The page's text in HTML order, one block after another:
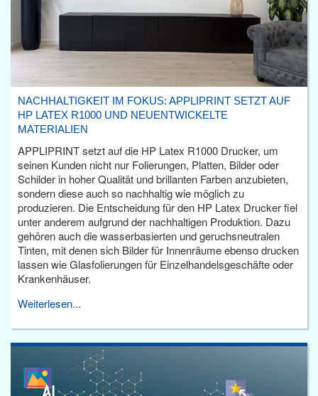
NACHHALTIGKEIT IM FOKUS: APPLIPRINT SETZT AUF
HP LATEX R1000 UND NEUENTWICKELTE
MATERIALIEN
APPLIPRINT setzt auf die HP Latex R1000 Drucker, um
seinen Kunden nicht nur Folierungen, Platten, Bilder oder
Schilder in hoher Qualität und brillanten Farben anzubieten,
sondern diese auch so nachhaltig wie möglich zu
produzieren. Die Entscheidung für den HP Latex Drucker fiel
unter anderem aufgrund der nachhaltigen Produktion. Dazu
gehören auch die wasserbasierten und geruchsneutralen
Tinten, mit denen sich Bilder für Innenräume ebenso drucken
lassen wie Glasfolierungen für Einzelhandelsgeschäfte oder
Krankenhäuser.
Weiterlesen...